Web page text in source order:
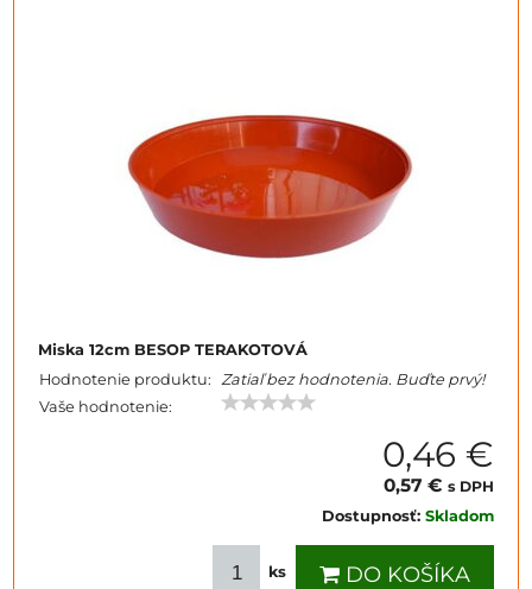
Miska 12cm BESOP TERAKOTOVÁ
Hodnotenie produktu: Zatiaľ bez hodnotenia. Buďte prvý!
Vaše hodnotenie:
0,46 €
0,57 € s DPH
Dostupnosť: Skladom
ks DO KOŠÍKA